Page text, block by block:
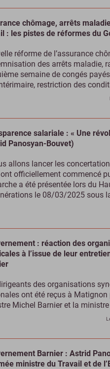
chômage, arrêts
: les pistes de réformes du
réforme de l’assurance
des arrêts maladie,
semaine de congés
restriction des
salariale : « Une
Panosyan-Bouvet)
allons lancer les
officiellement commencé
a été présentée lors du
le 08/03/2025 sous
: réaction des
à l’issue de leur
des organisations
ont été reçus à Matignon
Michel Barnier et la
Barnier : Astrid
ministre du Travail et de